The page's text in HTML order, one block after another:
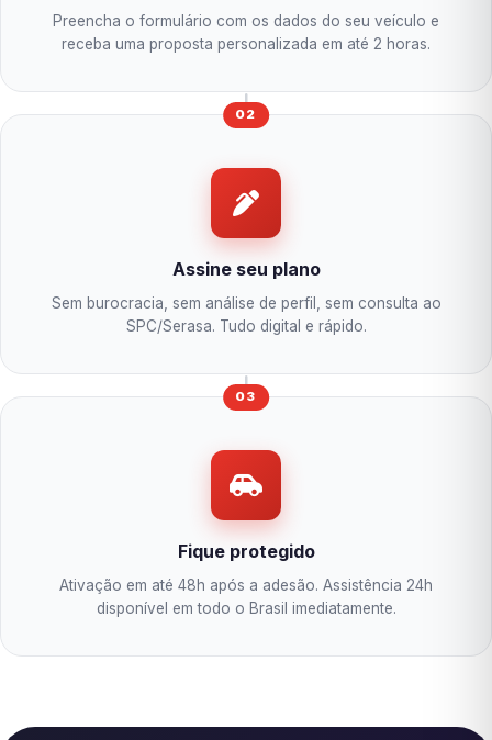
Preencha o formulário com os dados do seu veículo e
receba uma proposta personalizada em até 2 horas.
02
Assine seu plano
Sem burocracia, sem análise de perfil, sem consulta ao
SPC/Serasa. Tudo digital e rápido.
03
Fique protegido
Ativação em até 48h após a adesão. Assistência 24h
disponível em todo o Brasil imediatamente.